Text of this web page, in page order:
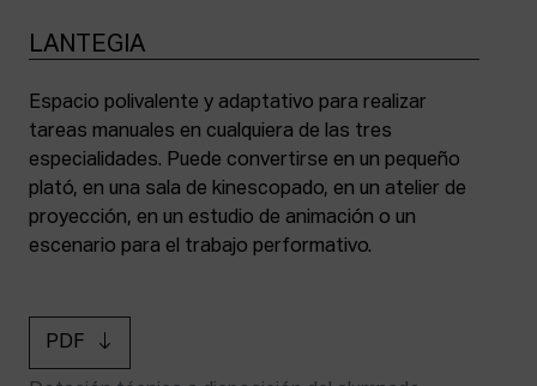
LANTEGIA
Espacio polivalente y adaptativo para realizar
tareas manuales en cualquiera de las tres
especialidades. Puede convertirse en un pequeño
plató, en una sala de kinescopado, en un atelier de
proyección, en un estudio de animación o un
escenario para el trabajo performativo.
PDF